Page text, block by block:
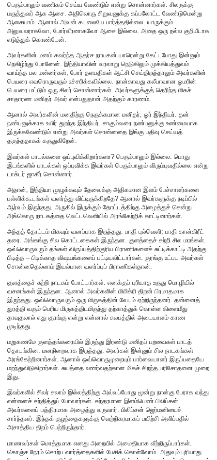
பெரும்பாலும் வணிகம் செய்ய வேண்டும் என்று சொன்னார்கள். சிலருக்கு
மருத்துவர் ஆக ஆசை. அதிலொரு சிறுவனுக்கு கப்பலோட்ட வேண்டுமென்று
ஆசையாம். ஆனால் அவன் கடலையே பார்த்ததில்லை. யாருக்கும்
அலுவலராகவோ, போர்வீரனாகவோ ஆசை இல்லை. அதை ஒரு நல்ல குறியீடாக
எடுத்துக் கொண்டேன்.
அவர்களின் மனம் கவர்ந்த ஆதர்ச நாயகன் யாரென்று கேட்டபோது இன்னும்
நெகிழ்ந்து போனேன். இந்தியாவின் வரலாறு நெடுகிலும் முக்கியத்துவம்
வாய்ந்த பல மன்னர்கள், போர் தளபதிகள் ஆட்சி செய்திருந்தாலும் அவர்களின்
பெயரை எவரொருவரும் உச்சரிக்கவில்லை. நான்காவது கலீபாவான ஓமரின்
பெயரை மட்டும் ஒரு சிலர் சொன்னார்கள். அவர்களுக்குத் தெரிந்த மிகச்
சாதாரண மனிதர் அவர் என்பதுதான் அதற்கும் காரணம்.
ஆனால் அவர்களின் மனதிற்கு நெருக்கமான மனிதர், ஓர் இந்தியர். தன்
நண்பனுக்காக உயிர் துறந்த இந்தியர். சாகும்வரை நண்பனுக்கு உண்மையாக
இருக்கவேண்டும் என்று அவர்கள் சொன்னதை இங்கு பதிவு செய்யத்
தகுந்ததாகக் கருதுகிறேன்.
இவர்கள் பாடல்களை ஒப்புவிக்கிறார்களா? பெரும்பாலும் இல்லை. பொது
இடங்களில் பாடல்கள் ஒப்புவிக்க இவர்கள் பெரும்பாலும் விரும்புவதில்லை என்று
டாக்டர் ஜாகீர் சொன்னார்‌.
அதான், இந்தியா முழுக்கவும் தேவைக்கு அதிகமான இளம் பேச்சாளர்களை
பள்ளிக்கூடங்கள் வளர்த்து விட்டிருக்கிறதே? ஆனால் இவர்களுக்கு நடிப்பில்
ஆர்வம் இருந்தது. அருகில் இருக்கும் தோட்டத்திற்கு அழைத்துச் சென்று
அங்கொரு நாடகத்தை வெட்டவெளியில் அரங்கேற்றிக் காட்டினார்கள்.
அந்தத் தோட்டம் மிகவும் வனப்பாக இருந்தது. பாதி புல்வெளி; பாதி கான்கிரீட்
தரை. அங்கங்கு சில கொட்டகைகள் இருந்தன.‌ குளத்தைச் சுற்றி சில மரங்கள்.
ஒவ்வொருவரும் தங்கள் விருப்பத்திற்குரிய பிராணிகளைச் சுட்டிக்காட்டி அதற்கு
பிடித்த – பிடிக்காத விஷயங்களைப் பட்டியலிட்டார்கள். குரங்கு உட்பட அவர்கள்
சொன்னதெல்லாம் இயல்பான வளர்ப்புப் பிராணிகள்தான்.
குளத்தைச் சுற்றி நாடகம் போட்டார்கள். எனக்குப் புரியாத உருது மொழியில்
வசனங்கள் இருந்தன. ஆனால் அவர்களின் மிமிக்ரி திறன் பிரமாதமாக
இருந்தது. ஒவ்வொருவரும் ஒரு மிருகத்தின் வேடம் ஏற்றிருந்தனர். தன்னைத்
துரத்தி வரும் பெரிய மிருகத்திடமிருந்து தற்காத்துக் கொள்ள கிளைமீது
தாவுதலால் எது குரங்கு என்று என்னால் சுலபத்தில் அடையாளம் காண
முடிந்தது.
மறுகணமே குளத்தங்கரையில் இருந்து இரண்டு மனிதப் பறவைகள் பாடத்
தொடங்கின. மனநிறைவாக இருந்தது. அவர்கள் இன்னும் சில நாடகங்கள்
அரங்கேற்றினார்கள். ஆனால் ஒவ்வொருமுறையும் பார்வையாளர் இருப்பதையே
மறந்துவிடுகிறார்கள். சுயத்தை உணர்வதற்கான மிகச் சிறந்த பரிசோதனை முறை
இது.
இவர்களில் சிலர் சலாம் இல்லத்திற்கு அவ்வப்போது மூன்று நான்கு பேராக வந்து
என்னைச் சந்தித்துப் போவார்கள். சுந்தரமான இளம்பெண் பிலிப்சன்
அவர்களைப் பத்திரமாக அழைத்து வருவார். பிலிப்சன் ஜெர்மனியைச்
சார்ந்தவர். இந்தக் குழந்தைகளுக்கு வெற்றிகரமாகப் பயிற்சி அளிப்பதில்
அசாத்திய திறம் பெற்றிருந்தார்.
மாணவர்கள் மொத்தமாக எனது அறையில் அமைதியாக வீற்றிருப்பார்கள்.
கொஞ்ச நேரம் சொற்ப வார்த்தைகளில் பேசிக் கொள்வோம். அதுவும் புரியாது